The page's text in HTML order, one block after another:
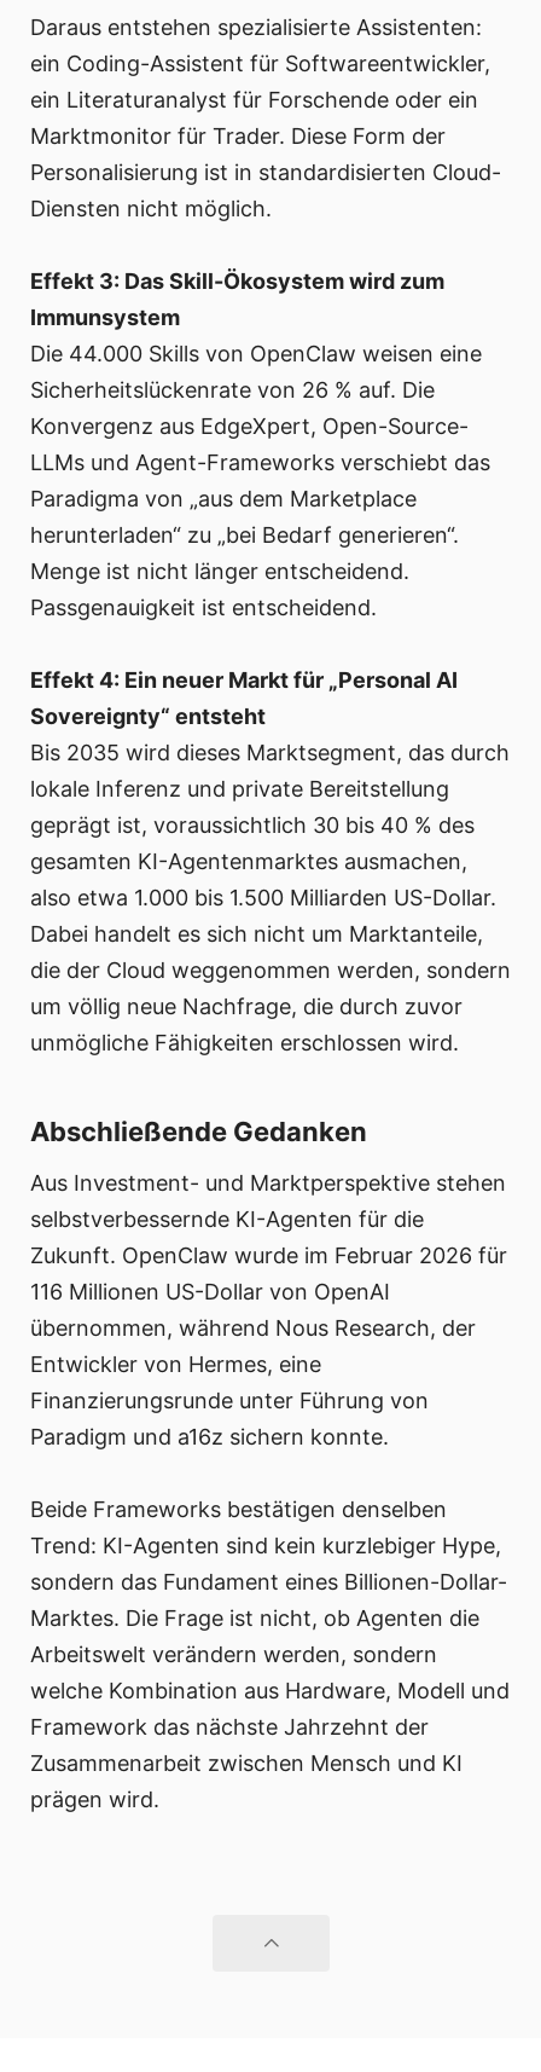
Daraus entstehen spezialisierte Assistenten:
ein Coding-Assistent für Softwareentwickler,
ein Literaturanalyst für Forschende oder ein
Marktmonitor für Trader. Diese Form der
Personalisierung ist in standardisierten Cloud-
Diensten nicht möglich.
Effekt 3: Das Skill-Ökosystem wird zum
Immunsystem
Die 44.000 Skills von OpenClaw weisen eine
Sicherheitslückenrate von 26 % auf. Die
Konvergenz aus EdgeXpert, Open-Source-
LLMs und Agent-Frameworks verschiebt das
Paradigma von „aus dem Marketplace
herunterladen“ zu „bei Bedarf generieren“.
Menge ist nicht länger entscheidend.
Passgenauigkeit ist entscheidend.
Effekt 4: Ein neuer Markt für „Personal AI
Sovereignty“ entsteht
Bis 2035 wird dieses Marktsegment, das durch
lokale Inferenz und private Bereitstellung
geprägt ist, voraussichtlich 30 bis 40 % des
gesamten KI-Agentenmarktes ausmachen,
also etwa 1.000 bis 1.500 Milliarden US-Dollar.
Dabei handelt es sich nicht um Marktanteile,
die der Cloud weggenommen werden, sondern
um völlig neue Nachfrage, die durch zuvor
unmögliche Fähigkeiten erschlossen wird.
Abschließende Gedanken
Aus Investment- und Marktperspektive stehen
selbstverbessernde KI-Agenten für die
Zukunft. OpenClaw wurde im Februar 2026 für
116 Millionen US-Dollar von OpenAI
übernommen, während Nous Research, der
Entwickler von Hermes, eine
Finanzierungsrunde unter Führung von
Paradigm und a16z sichern konnte.
Beide Frameworks bestätigen denselben
Trend: KI-Agenten sind kein kurzlebiger Hype,
sondern das Fundament eines Billionen-Dollar-
Marktes. Die Frage ist nicht, ob Agenten die
Arbeitswelt verändern werden, sondern
welche Kombination aus Hardware, Modell und
Framework das nächste Jahrzehnt der
Zusammenarbeit zwischen Mensch und KI
prägen wird.